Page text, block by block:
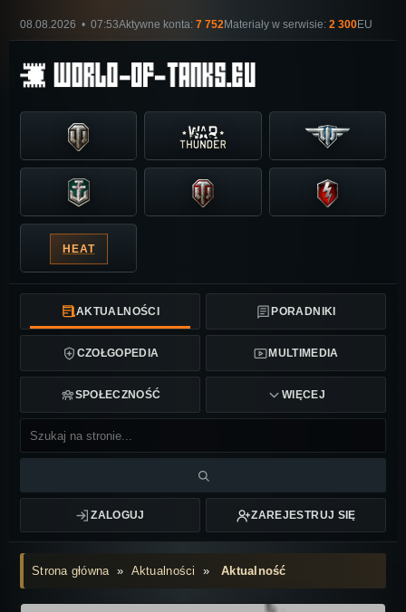
08.08.2026 • 07:53Aktywne konta: 7 752Materiały w serwisie: 2 300EU
HEAT
AKTUALNOŚCI PORADNIKI
CZOŁGOPEDIA MULTIMEDIA
SPOŁECZNOŚĆ WIĘCEJ
ZALOGUJ ZAREJESTRUJ SIĘ
Strona główna» Aktualności »Aktualność